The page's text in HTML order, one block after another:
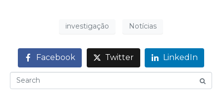
investigação Notícias
Facebook Twitter LinkedIn